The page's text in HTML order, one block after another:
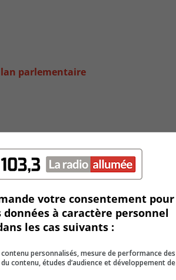
parlementaire
votre consentement pour
à caractère personnel
les cas suivants :
personnalisés, mesure de performance des
contenu, études d’audience et développement de